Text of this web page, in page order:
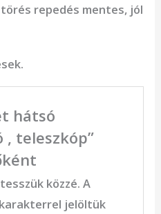
repedés mentes, jól
hátsó
, teleszkóp”
közzé. A
jelöltük